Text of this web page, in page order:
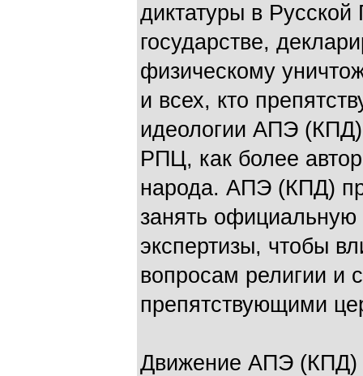
диктатуры в
государстве,
физическому
и всех, кто
идеологии АПЭ
РПЦ, как более
народа. АПЭ (КПД)
занять
экспертизы, чтобы
вопросам религии и
препятствующими
Движение АПЭ (КПД)